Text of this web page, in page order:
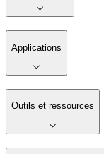
Applications
Outils et ressources